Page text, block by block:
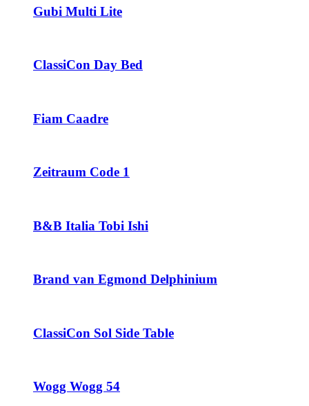
Gubi Multi Lite
ClassiCon Day Bed
Fiam Caadre
Zeitraum Code 1
B&B Italia Tobi Ishi
Brand van Egmond Delphinium
ClassiCon Sol Side Table
Wogg Wogg 54